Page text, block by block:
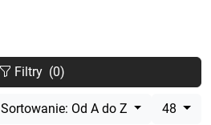
Filtry (0)
Sortowanie: Od A do Z 48